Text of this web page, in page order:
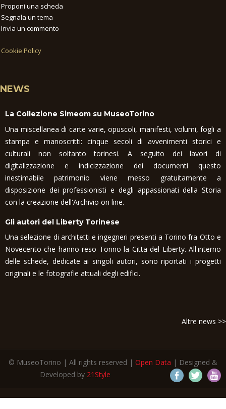
Proponi una scheda
Segnala un tema
Invia un commento
Cookie Policy
NEWS
La Collezione Simeom su MuseoTorino
Una miscellanea di carte varie, opuscoli, manifesti, volumi, fogli a
stampa e manoscritti: cinque secoli di avvenimenti storici e
culturali non soltanto torinesi. A seguito dei lavori di
digitalizzazione e indicizzazione dei documenti questo
inestimabile patrimonio viene messo gratuitamente a
disposizione dei professionisti e degli appassionati della Storia
con la creazione dell'Archivio on line.
Gli autori del Liberty Torinese
Una selezione di architetti e ingegneri presenti a Torino fra Otto e
Novecento che hanno reso Torino la Citta del Liberty. All'interno
delle schede, dedicate ai singoli autori, sono riportati i progetti
originali e le fotografie attuali degli edifici.
Altre news >>
© MuseoTorino | All rights reserved | Open Data | Designed &
Developed by 21Style